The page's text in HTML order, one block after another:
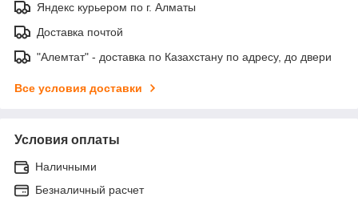
Яндекс курьером по г. Алматы
Доставка почтой
"Алемтат" - доставка по Казахстану по адресу, до двери
Все условия доставки
Условия оплаты
Наличными
Безналичный расчет